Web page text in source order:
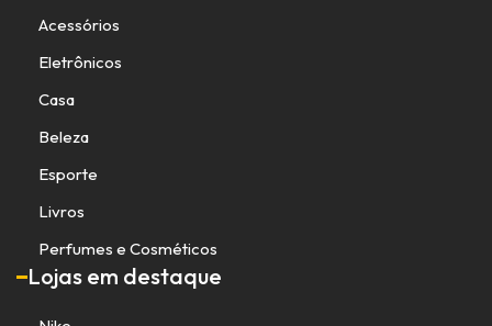
Acessórios
Eletrônicos
Casa
Beleza
Esporte
Livros
Perfumes e Cosméticos
Lojas em destaque